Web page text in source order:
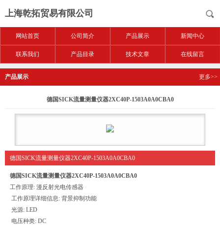
上海乾拓贸易有限公司
网站首页 公司简介 产品展示 新闻中心
联系我们 产品目录 技术文章 在线留言
产品展示 更多>>
德国SICK流量测量仪器2XC40P-1503A0A0CBA0
德国SICK流量测量仪器2XC40P-1503A0A0CBA0
德国SICK流量测量仪器2XC40P-1503A0A0CBA0
工作原理: 漫反射光电传感器
工作原理详细信息: 背景抑制功能
光源: LED
电压种类: DC